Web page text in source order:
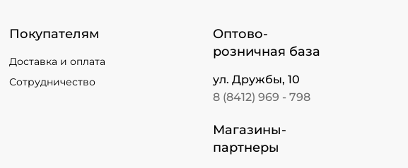
Покупателям
Доставка и оплата
Сотрудничество
Оптово-
розничная база
ул. Дружбы, 10
8 (8412) 969 - 798
Магазины-
партнеры